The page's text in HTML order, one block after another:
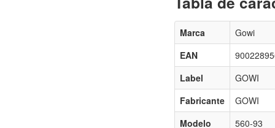
Marca
Gowi
EAN
Label
GOWI
Fabricante
GOWI
Modelo
560-93